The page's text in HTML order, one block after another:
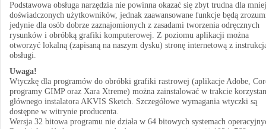
Podstawowa obsługa narzędzia nie powinna okazać się zbyt trudna dla mniej
doświadczonych użytkowników, jednak zaawansowane funkcje będą
jedynie dla osób dobrze zaznajomionych z zasadami tworzenia odręcznych
rysunków i obróbką grafiki komputerowej. Z poziomu aplikacji można
otworzyć lokalną (zapisaną na naszym dysku) stronę internetową z
obsługi.
Uwaga!
Wtyczkę dla programów do obróbki grafiki rastrowej (aplikacje Adobe,
programy GIMP oraz Xara Xtreme) można zainstalować w trakcie
głównego instalatora AKVIS Sketch. Szczegółowe wymagania wtyczki są
dostępne w witrynie producenta.
Wersja 32 bitowa programu nie działa w 64 bitowych systemach